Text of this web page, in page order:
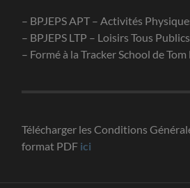
– BPJEPS APT – Activités
– BPJEPS LTP – Loisirs Tous Publics
– Formé à la Tracker School de
Télécharger les Conditions
format PDF ici